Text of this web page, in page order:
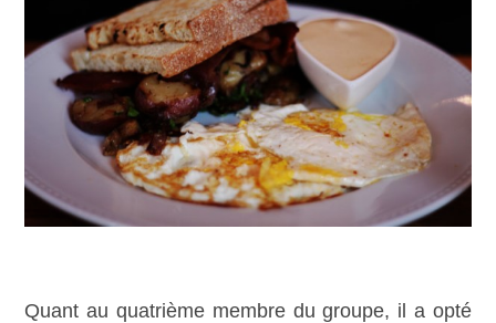
Quant au quatrième membre du groupe, il a opté